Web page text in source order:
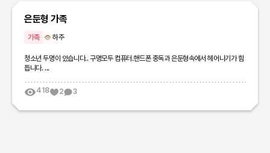
은둔형 가족
가족 하주
청소년 두명이 있습니다.. 구명모두 컴퓨터.핸드폰 중독과 은둔형속에서 헤어나기가 힘
듭니다. ...
418 2 3